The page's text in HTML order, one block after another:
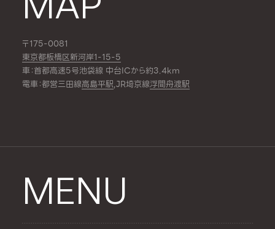
〒175-0081
東京都板橋区新河岸1-15-5
車：首都高速5号池袋線 中台ICから約3.4km
電車：都営三田線高島平駅,JR埼京線浮間舟渡駅
MENU